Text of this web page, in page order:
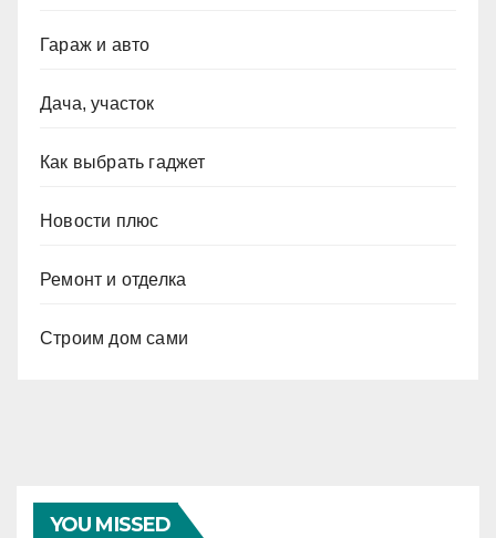
Гараж и авто
Дача, участок
Как выбрать гаджет
Новости плюс
Ремонт и отделка
Строим дом сами
YOU MISSED